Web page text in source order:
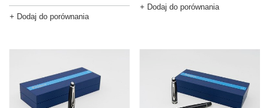
+ Dodaj do porównania
+ Dodaj do porównania